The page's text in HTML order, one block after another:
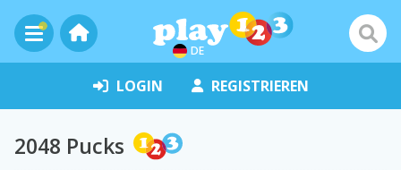
DE
LOGIN REGISTRIEREN
2048 Pucks